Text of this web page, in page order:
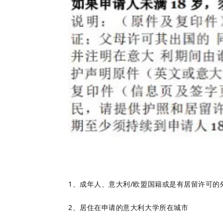
1、成年人、意大利/欧盟国籍或是有居留许可的
2、居住在申请的意大利大学所在城市